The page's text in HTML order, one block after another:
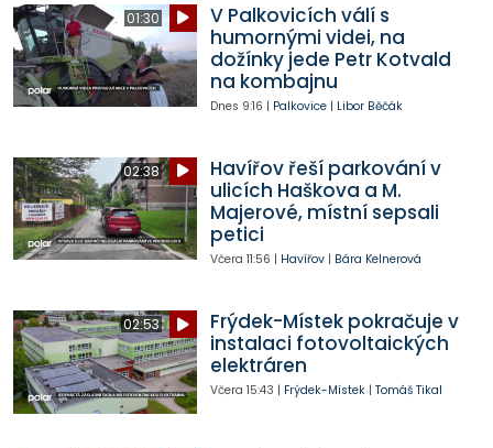
01:30
V Palkovicích válí s
humornými videi, na
dožínky jede Petr Kotvald
na kombajnu
Dnes 9:16 | Palkovice| Libor Běčák
02:38
Havířov řeší parkování v
ulicích Haškova a M.
Majerové, místní sepsali
petici
Včera 11:56 | Havířov| Bára Kelnerová
02:53
Frýdek-Místek pokračuje v
instalaci fotovoltaických
elektráren
Včera 15:43 | Frýdek-Místek| Tomáš Tikal